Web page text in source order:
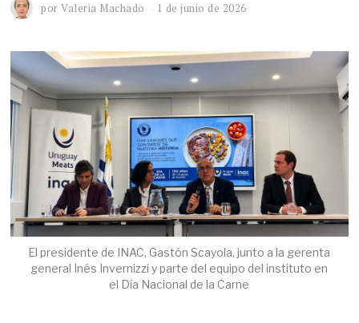
porValeria Machado 1 de junio de 2026
El presidente de INAC, Gastón Scayola, junto a la gerenta
general Inés Invernizzi y parte del equipo del instituto en
el Día Nacional de la Carne